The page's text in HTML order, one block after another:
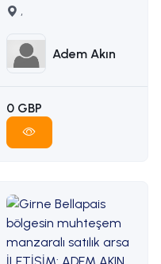
karşılığı arazi
05338314949
,
Adem Akın
0 GBP